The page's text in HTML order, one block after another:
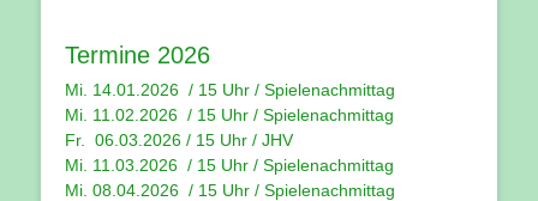
Termine 2026
Mi. 14.01.2026 / 15 Uhr / Spielenachmittag
Mi. 11.02.2026 / 15 Uhr / Spielenachmittag
Fr. 06.03.2026 / 15 Uhr / JHV
Mi. 11.03.2026 / 15 Uhr / Spielenachmittag
Mi. 08.04.2026 / 15 Uhr / Spielenachmittag